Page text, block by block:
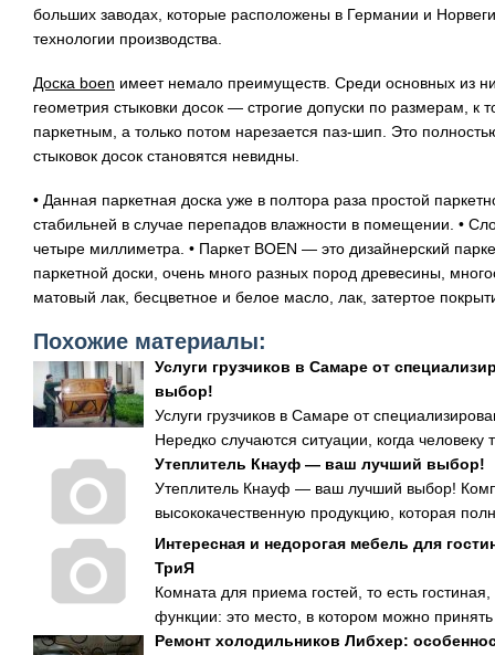
больших заводах, которые расположены в Германии и
технологии производства.
Доска boen имеет немало преимуществ. Среди основных из
геометрия стыковки досок — строгие допуски по размерам, к
паркетным, а только потом нарезается паз-шип. Это
стыковок досок становятся невидны.
• Данная паркетная доска уже в полтора раза простой
стабильней в случае перепадов влажности в помещении. •
четыре миллиметра. • Паркет BOEN — это дизайнерский
паркетной доски, очень много разных пород древесины,
матовый лак, бесцветное и белое масло, лак, затертое
Похожие материалы:
Услуги грузчиков в Самаре от
выбор!
Услуги грузчиков в Самаре от
Нередко случаются ситуации, когда человеку
Утеплитель Кнауф — ваш лучший выбор!
Утеплитель Кнауф — ваш лучший выбор!
высококачественную продукцию, которая
Интересная и недорогая мебель для
ТриЯ
Комната для приема гостей, то есть
функции: это место, в котором можно принять
Ремонт холодильников Либхер: